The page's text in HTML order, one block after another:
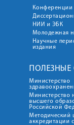
Конференции
НИИ и ЭБК
Молодежная
Научные
издания
ПОЛЕЗНЫЕ
Министерство
Министерство
высшего
Российской
Методический
аккредитации